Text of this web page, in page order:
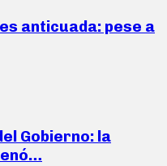
anticuada: pese a
Gobierno: la